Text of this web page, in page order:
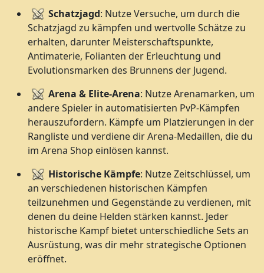
Schatzjagd: Nutze Versuche, um durch die
Schatzjagd zu kämpfen und wertvolle Schätze zu
erhalten, darunter Meisterschaftspunkte,
Antimaterie, Folianten der Erleuchtung und
Evolutionsmarken des Brunnens der Jugend.
Arena & Elite-Arena: Nutze Arenamarken, um
andere Spieler in automatisierten PvP-Kämpfen
herauszufordern. Kämpfe um Platzierungen in der
Rangliste und verdiene dir Arena-Medaillen, die du
im Arena Shop einlösen kannst.
Historische Kämpfe: Nutze Zeitschlüssel, um
an verschiedenen historischen Kämpfen
teilzunehmen und Gegenstände zu verdienen, mit
denen du deine Helden stärken kannst. Jeder
historische Kampf bietet unterschiedliche Sets an
Ausrüstung, was dir mehr strategische Optionen
eröffnet.